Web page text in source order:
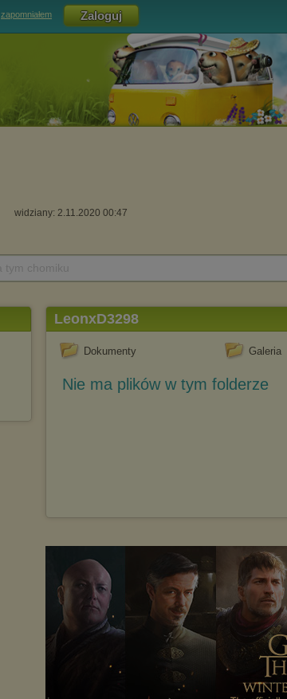
zapomniałem
widziany: 2.11.2020 00:47
LeonxD3298
Dokumenty Galeria
Nie ma plików w tym folderze